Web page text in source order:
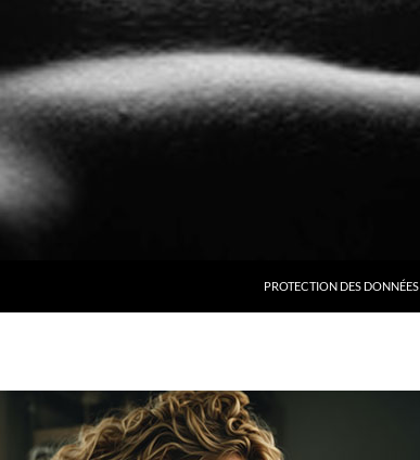
PROTECTION DES DONNÉES